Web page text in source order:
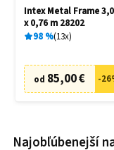
Intex Metal Frame
x 0,76 m 28202
98% 13x
od 85,00 € -26
Najobľúbenejší